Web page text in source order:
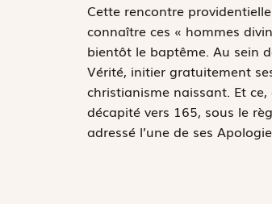
Cette rencontre
connaître ces « hommes
bientôt le baptême. Au sein
Vérité, initier gratuitement
christianisme naissant. Et
décapité vers 165, sous le
adressé l’une de ses